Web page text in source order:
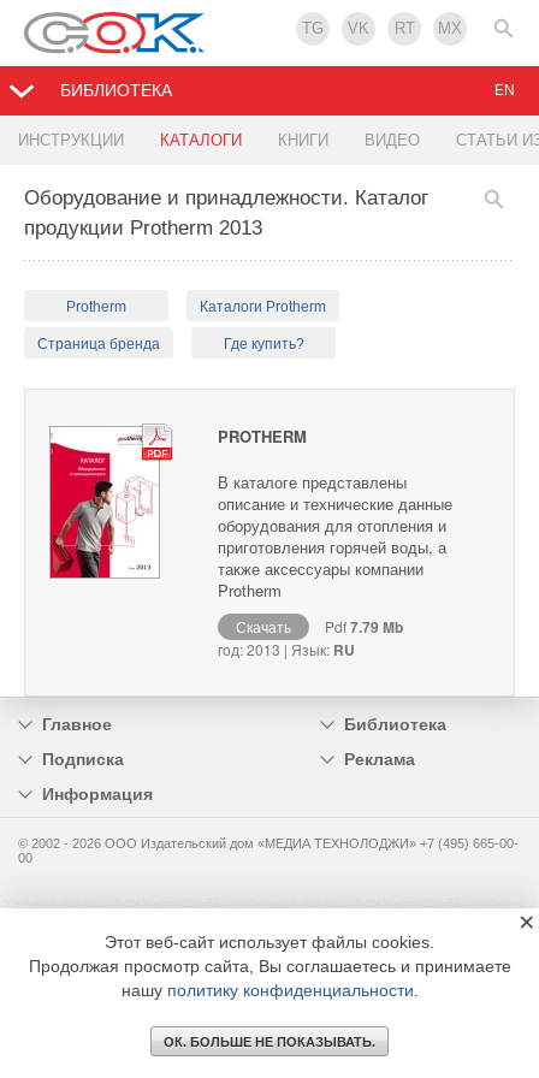
TG VK RT MX
БИБЛИОТЕКА
ИНСТРУКЦИИ КАТАЛОГИ КНИГИ ВИДЕО СТАТЬИ
EN
Оборудование и принадлежности. Каталог
продукции Protherm 2013
Protherm Каталоги Protherm
Страница бренда Где купить?
PROTHERM
В каталоге представлены
описание и технические данные
оборудования для отопления и
приготовления горячей воды, а
также аксессуары компании
Protherm
Скачать Pdf7.79 Mb
год: 2013 | Язык: RU
Главное
Библиотека
Подписка
Реклама
Информация
© 2002 - 2026 OOO Издательский дом «МЕДИА ТЕХНОЛОДЖИ» +7 (495) 665-00-
00
Этот веб-сайт использует файлы cookies.
Продолжая просмотр сайта, Вы соглашаетесь и принимаете
нашу политику конфиденциальности
ОК. БОЛЬШЕ НЕ ПОКАЗЫВАТЬ.
×